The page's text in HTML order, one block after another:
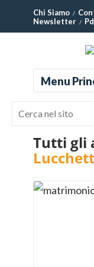
Chi Siamo
Newsletter
Tutti gli